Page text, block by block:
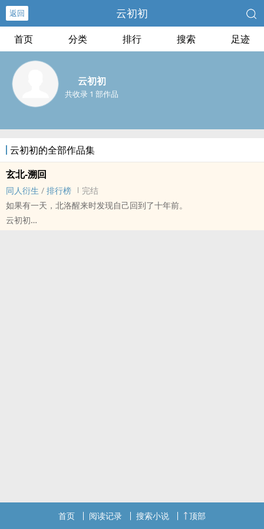
返回 云初初
首页 分类 排行 搜索 足迹
云初初
共收录 1 部作品
云初初的全部作品集
玄北-溯回
‍‌‎同‌‎‎人‍‌衍生 / 排行榜
完结
如果有一天，北洛醒来时发现自己回到了十年前。
云初初
首页 阅读记录 搜索小说 顶部